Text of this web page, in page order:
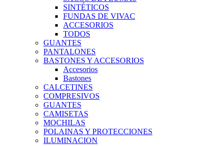
SINTÉTICOS
FUNDAS DE VIVAC
ACCESORIOS
TODOS
GUANTES
PANTALONES
BASTONES Y ACCESORIOS
Accesorios
Bastones
CALCETINES
COMPRESIVOS
GUANTES
CAMISETAS
MOCHILAS
POLAINAS Y PROTECCIONES
ILUMINACION